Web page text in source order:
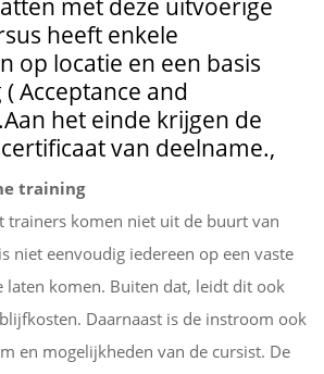
met deze uitvoerige
heeft enkele
op locatie en een basis
Acceptance and
het einde krijgen de
van deelname.,
training
trainers komen niet uit de buurt van
niet eenvoudig iedereen op een vaste
laten komen. Buiten dat, leidt dit ook
Daarnaast is de instroom ook
en mogelijkheden van de cursist. De